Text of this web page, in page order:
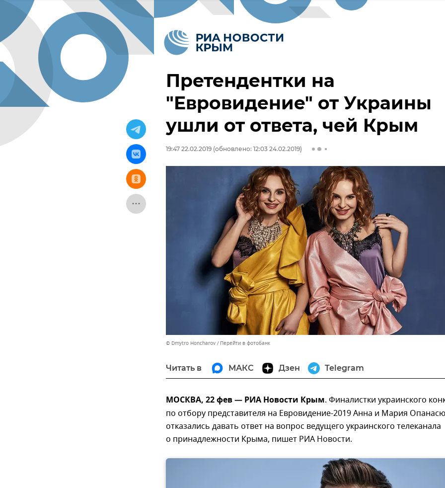
Претендентки на
"Евровидение" от Украины
ушли от ответа, чей Крым
19:47 22.02.2019 (обновлено: 12:03 24.02.2019)
© Dmytro Honcharov Перейти в фотобанк
Читать в МАКС Дзен Telegram
МОСКВА, 22 фев — РИА Новости Крым. Финалистки украинского
по отбору представителя на Евровидение-2019 Анна и Мария
отказались давать ответ на вопрос ведущего украинского телеканала
о принадлежности Крыма, пишет РИА Новости.